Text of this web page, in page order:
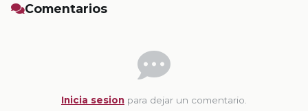
Comentarios
Inicia sesion para dejar un comentario.